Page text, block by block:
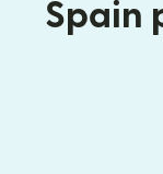
Spain